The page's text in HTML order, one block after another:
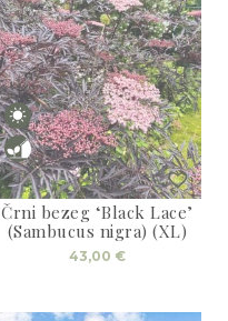
Črni bezeg ‘Black Lace’
(Sambucus nigra) (XL)
43,00 €